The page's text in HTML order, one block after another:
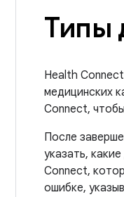
Типы
Health
медицинских
Connect,
После
указать,
Connect,
ошибке,